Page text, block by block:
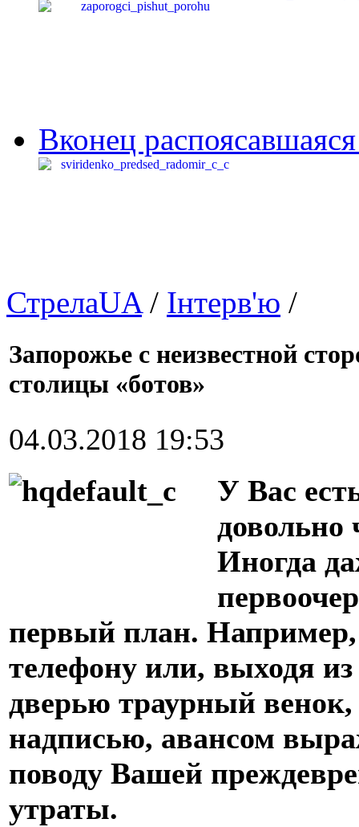
Вконец
СтрелаUA/ Інтерв'ю /
Запорожье с неизвестной
столицы «ботов»
04.03.2018 19:53
У Вас
довольно
Иногда
первый план.
телефону или, выходя
дверью траурный
надписью, авансом
поводу Вашей
утраты.